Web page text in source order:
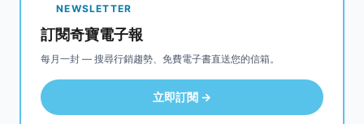
NEWSLETTER
訂閱奇寶電子報
每月一封 — 搜尋行銷趨勢、免費電子書直送您的信箱。
立即訂閱 →